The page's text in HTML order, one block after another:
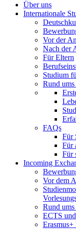
Über uns
Internationale
Vor der
Nach der
Für Eltern
Studium
Rund
FAQs
Für
Für
Für
Incoming
Vor dem
Rund
ECTS